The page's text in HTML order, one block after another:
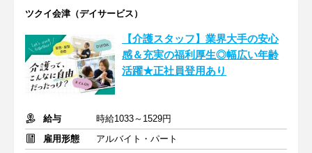
ツクイ会津（デイサービス）
【介護スタッフ】業界大手の安心
感＆充実の福利厚生◎幅広い年齢
活躍★正社員登用あり
給与
時給1033～1529円
雇用形態
アルバイト・パート